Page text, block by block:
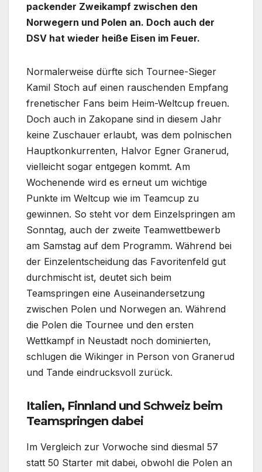
packender Zweikampf zwischen den
Norwegern und Polen an. Doch auch der
DSV hat wieder heiße Eisen im Feuer.
Normalerweise dürfte sich Tournee-Sieger
Kamil Stoch auf einen rauschenden Empfang
frenetischer Fans beim Heim-Weltcup freuen.
Doch auch in Zakopane sind in diesem Jahr
keine Zuschauer erlaubt, was dem polnischen
Hauptkonkurrenten, Halvor Egner Granerud,
vielleicht sogar entgegen kommt. Am
Wochenende wird es erneut um wichtige
Punkte im Weltcup wie im Teamcup zu
gewinnen. So steht vor dem Einzelspringen am
Sonntag, auch der zweite Teamwettbewerb
am Samstag auf dem Programm. Während bei
der Einzelentscheidung das Favoritenfeld gut
durchmischt ist, deutet sich beim
Teamspringen eine Auseinandersetzung
zwischen Polen und Norwegen an. Während
die Polen die Tournee und den ersten
Wettkampf in Neustadt noch dominierten,
schlugen die Wikinger in Person von Granerud
und Tande eindrucksvoll zurück.
Italien, Finnland und Schweiz beim
Teamspringen dabei
Im Vergleich zur Vorwoche sind diesmal 57
statt 50 Starter mit dabei, obwohl die Polen an